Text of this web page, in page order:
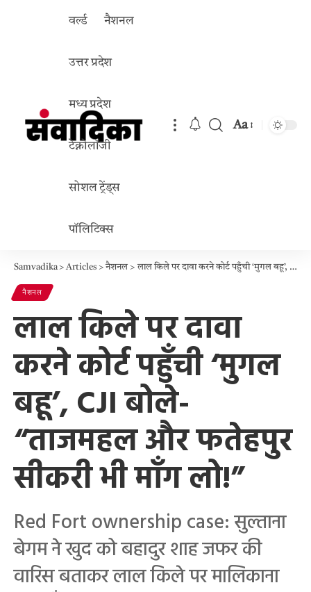
वर्ल्ड नैशनल
उत्तर प्रदेश
मध्य प्रदेश
टेक्नोलॉजी
सोशल ट्रेंड्स
पॉलिटिक्स
Aa
Samvadika>Articles >नैशनल >लाल किले पर दावा करने कोर्ट पहुँची ‘मुगल बहू’, CJI बोले- “ताजमहल और फतेहपुर सीकरी भी माँग लो!”
नैशनल
लाल किले पर दावा
करने कोर्ट पहुँची ‘मुगल
बहू’, CJI बोले-
“ताजमहल और फतेहपुर
सीकरी भी माँग लो!”
Red Fort ownership case: सुल्ताना
बेगम ने खुद को बहादुर शाह जफर की
वारिस बताकर लाल किले पर मालिकाना